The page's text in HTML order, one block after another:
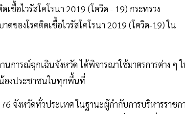
ชื้อไวรัสโคโรนา 2019 (โควิด - 19) กระทรวง
ของโรคติดเชื้อไวรัสโคโรนา 2019 (โควิด-19) ใน
นการณ์ฉุกเฉินจังหวัด ได้พิจารณาใช้มาตรการต่าง ๆ
องประชาชนในทุกพื้นที่
จังหวัดทั่วประเทศ ในฐานะผู้กำกับการบริหารราชก